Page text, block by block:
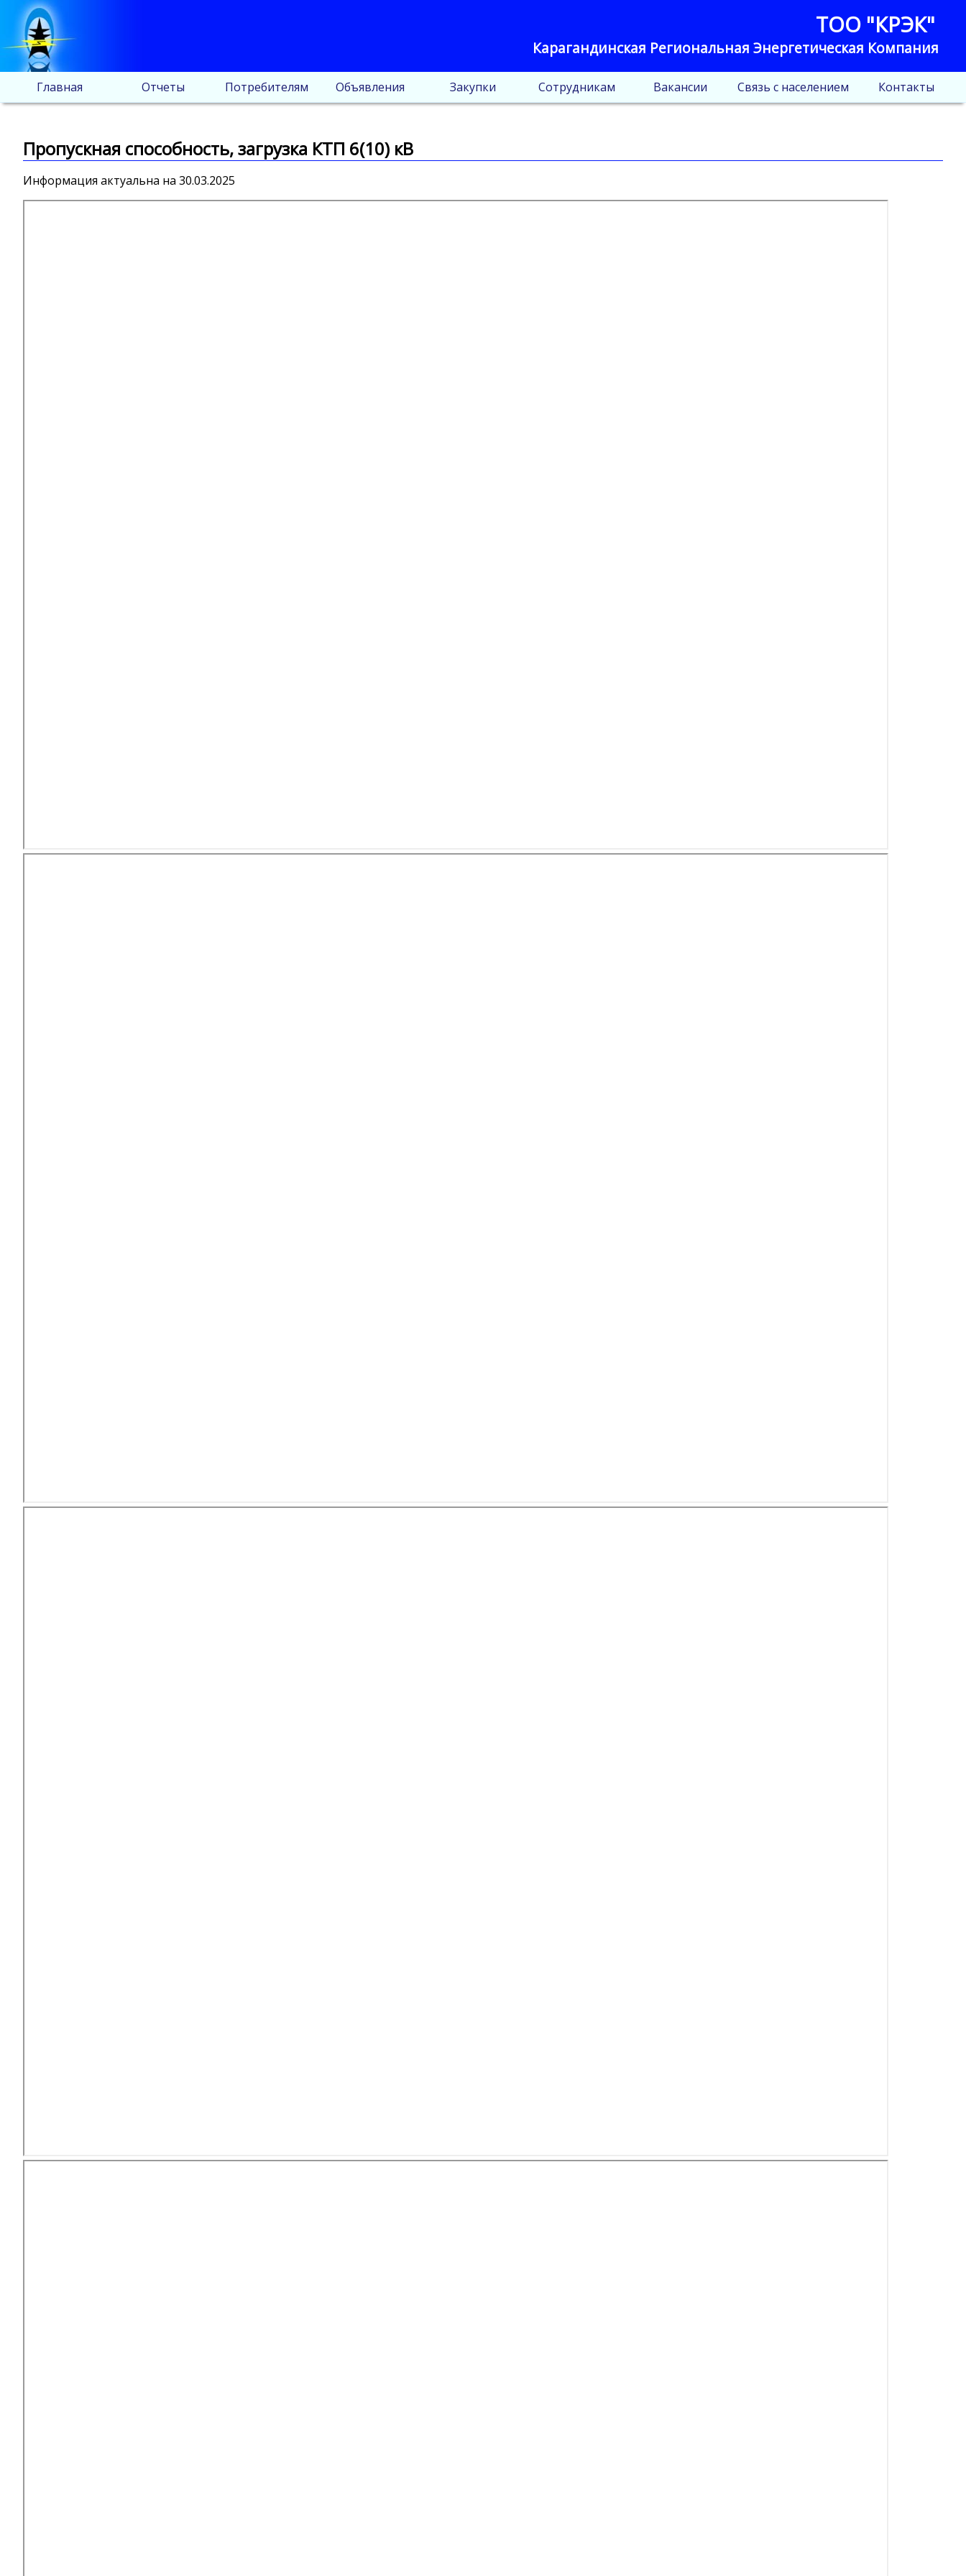
ТОО "КРЭК"
Карагандинская Региональная Энергетическая Компания
Главная Отчеты Потребителям Объявления Закупки Сотрудникам Вакансии Связь с населением Контакты
Пропускная способность, загрузка КТП 6(10) кВ
Информация актуальна на 30.03.2025